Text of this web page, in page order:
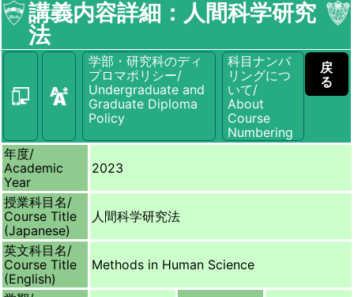
講義内容詳細：人間科学研究
法
学部・研究科のディ
プロマポリシー/
Undergraduate and
Graduate Diploma
Policy
科目ナンバ
リングにつ
いて/
About
Course
Numbering
戻
る
年度/
Academic
Year
2023
授業科目名/
Course Title
(Japanese)
人間科学研究法
英文科目名/
Course Title
(English)
Methods in Human Science